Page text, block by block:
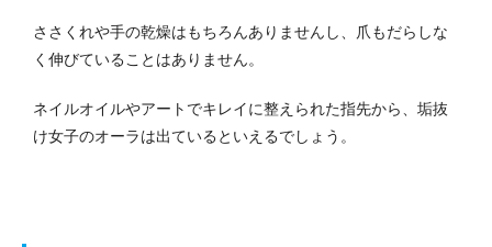
ささくれや手の乾燥はもちろんありませんし、爪もだらしな
く伸びていることはありません。
ネイルオイルやアートでキレイに整えられた指先から、垢抜
け女子のオーラは出ているといえるでしょう。